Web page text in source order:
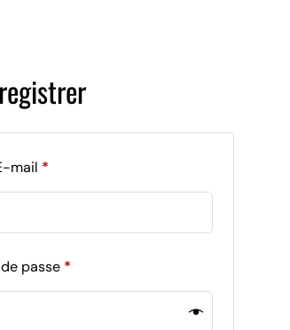
mail *Obligatoire
passe *Obligatoire